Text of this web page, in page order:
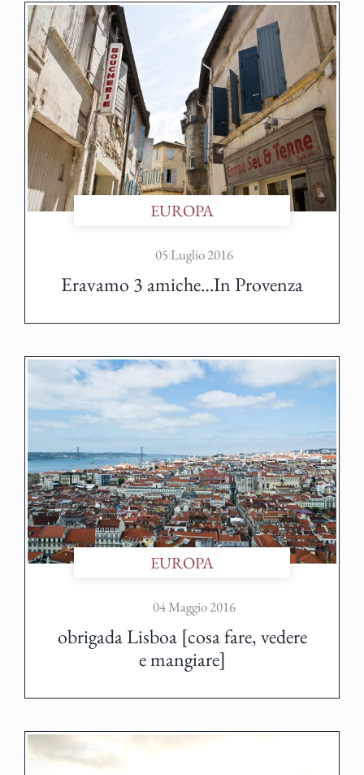
EUROPA
05 Luglio 2016
Eravamo 3 amiche…In Provenza
EUROPA
04 Maggio 2016
obrigada Lisboa [cosa fare, vedere
e mangiare]